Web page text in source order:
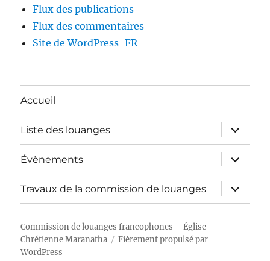
Flux des publications
Flux des commentaires
Site de WordPress-FR
Accueil
Liste des louanges
ouvrir
le
sous-
menu
Évènements
ouvrir
le
sous-
menu
Travaux de la commission de louanges
ouvrir
le
sous-
Commission de louanges francophones – Église
Chrétienne Maranatha
Fièrement propulsé par
WordPress